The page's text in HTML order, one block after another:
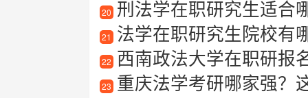
20 刑法学在职研究生适合哪
21 法学在职研究生院校有
22 西南政法大学在职研报
23 重庆法学考研哪家强？